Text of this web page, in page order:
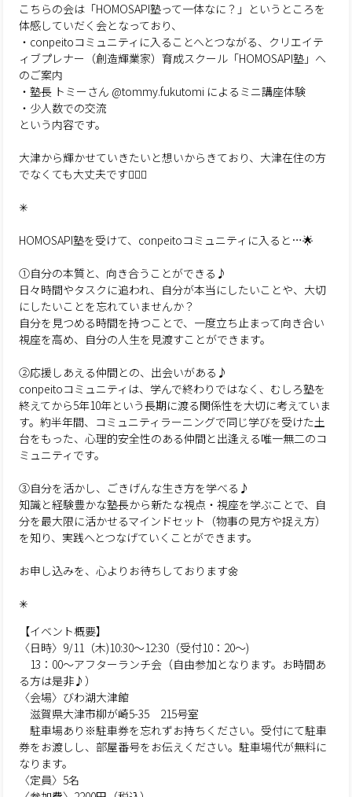
こちらの会は「HOMOSAPI塾って一体なに？」というところを
体感していだく会となっており、
・conpeitoコミュニティに入ることへとつながる、クリエイテ
ィブプレナー（創造輝業家）育成スクール「HOMOSAPI塾」へ
のご案内
・塾長 トミーさん @tommy.fukutomi によるミニ講座体験
・少人数での交流
という内容です。
大津から輝かせていきたいと想いからきており、大津在住の方
でなくても大丈夫です🙆‍♀️✨
✳︎
HOMOSAPI塾を受けて、conpeitoコミュニティに入ると…🌟
①自分の本質と、向き合うことができる♪
日々時間やタスクに追われ、自分が本当にしたいことや、大切
にしたいことを忘れていませんか？
自分を見つめる時間を持つことで、一度立ち止まって向き合い
視座を高め、自分の人生を見渡すことができます。
②応援しあえる仲間との、出会いがある♪
conpeitoコミュニティは、学んで終わりではなく、むしろ塾を
終えてから5年10年という長期に渡る関係性を大切に考えていま
す。約半年間、コミュニティラーニングで同じ学びを受けた土
台をもった、心理的安全性のある仲間と出逢える唯一無二のコ
ミュニティです。
③自分を活かし、ごきげんな生き方を学べる♪
知識と経験豊かな塾長から新たな視点・視座を学ぶことで、自
分を最大限に活かせるマインドセット（物事の見方や捉え方）
を知り、実践へとつなげていくことができます。
お申し込みを、心よりお待ちしております🌼
✳︎
【イベント概要】
〈日時〉9/11（木)10:30〜12:30（受付10：20〜)
13：00～アフターランチ会（自由参加となります。お時間あ
る方は是非♪）
〈会場〉びわ湖大津館
滋賀県大津市柳が崎5-35 215号室
駐車場あり※駐車券を忘れずお持ちください。受付にて駐車
券をお渡しし、部屋番号をお伝えください。駐車場代が無料に
なります。
〈定員〉5名